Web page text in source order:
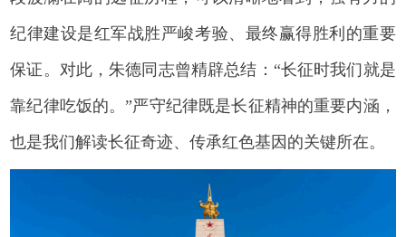
纪律建设是红军战胜严峻考验、最终赢得胜利的重要
保证。对此，朱德同志曾精辟总结：“长征时我们就是
靠纪律吃饭的。”严守纪律既是长征精神的重要内涵，
也是我们解读长征奇迹、传承红色基因的关键所在。